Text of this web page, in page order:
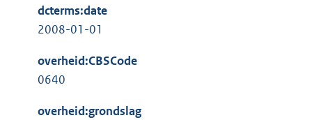
dcterms:date
2008-01-01
overheid:CBSCode
0640
overheid:grondslag